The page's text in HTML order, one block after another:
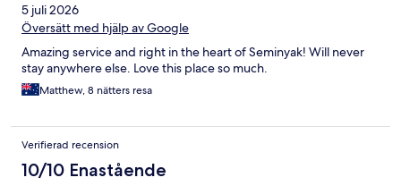
5 juli 2026
Översätt med hjälp av Google
Amazing service and right in the heart of Seminyak! Will never
stay anywhere else. Love this place so much.
Matthew, 8 nätters resa
Verifierad recension
10/10 Enastående